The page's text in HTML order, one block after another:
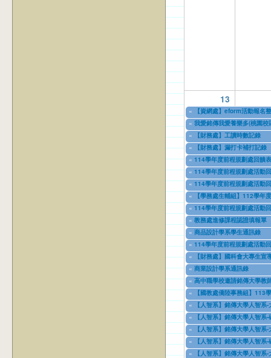
13
«
【資網處】eform活動報名
03/27/2013to12/31/2027
« 我愛銘傳我愛養樂多(桃園校
09/02/2019to09/30/2025
«
【財務處】工讀時數記錄
11/12/2021to07/31/2027
«
【財務處】漏打卡補打記錄
11/15/2021to07/31/2027
« 114學年度前程規劃處回饋
04/17/2022to07/31/2026
« 114學年度前程規劃處活動
02/01/2023to06/30/2026
« 114學年度前程規劃處活動
03/01/2023to06/12/2026
«
【學務處生輔組】112學年
07/17/2023to12/31/2028
« 114學年度前程規劃處活動
09/11/2023to01/02/2026
« 教務處進修課程認證填報單
11/08/2023to11/09/2026
« 商品設計學系學生通訊錄
11/08/2023to12/31/2027
« 114學年度前程規劃處活動
02/01/2024to06/30/2026
«
【財務處】國科會大專生
08/01/2024to10/31/2027
« 商業設計學系通訊錄
08/13/2024to08/13/2025
« 高中職學校邀請銘傳大學教
09/01/2024to08/31/2026
«
【國教處僑陸事務組】113
09/01/2024to07/31/2025
«
【人智系】銘傳大學人智
09/18/2024to09/18/2026
«
【人智系】銘傳大學人智
09/18/2024to09/18/2026
«
【人智系】銘傳大學人智
09/18/2024to09/18/2025
«
【人智系】銘傳大學人智
09/18/2024to09/18/2025
«
【人智系】銘傳大學人智